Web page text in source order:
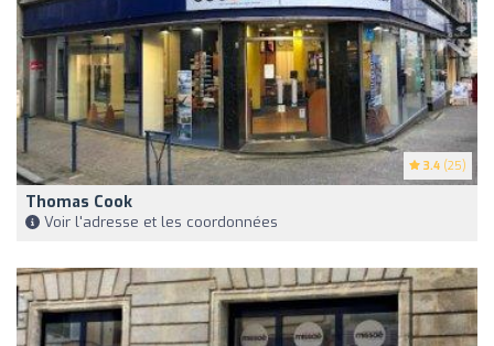
3.4 (25)
Thomas Cook
Voir l'adresse et les coordonnées